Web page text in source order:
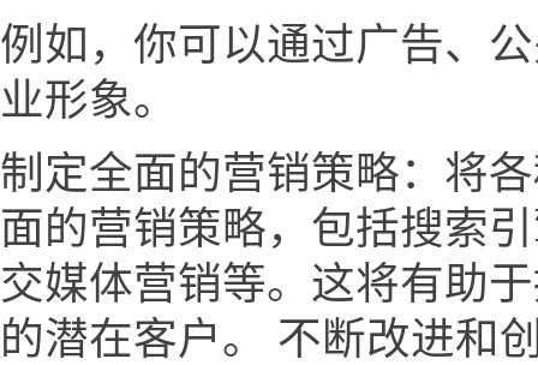
例如，你可以通过广告、
业形象。
制定全面的营销策略：将
面的营销策略，包括搜索
交媒体营销等。这将有助
的潜在客户。 不断改进和